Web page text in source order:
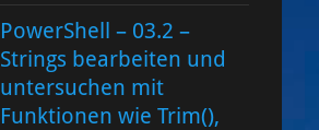
PowerShell – 03.2 –
Strings bearbeiten und
untersuchen mit
Funktionen wie Trim(),